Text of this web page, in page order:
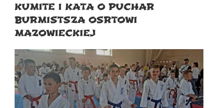
KUMITE I KATA O PUCHAR
BURMISTSZA OSRTOWI
MAZOWIECKIEJ